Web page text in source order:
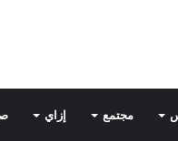
مجتمع إزاي